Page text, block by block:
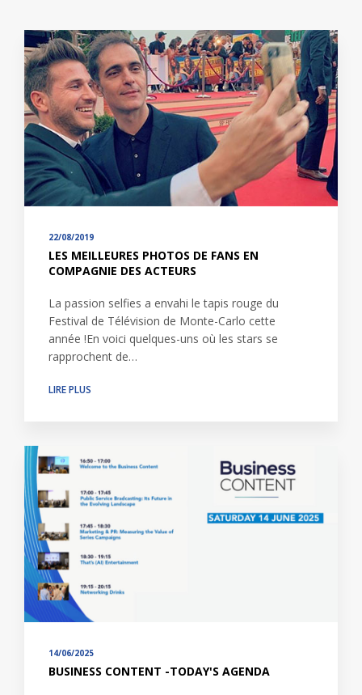
22/08/2019
LES MEILLEURES PHOTOS DE FANS EN
COMPAGNIE DES ACTEURS
La passion selfies a envahi le tapis rouge du
Festival de Télévision de Monte-Carlo cette
année !En voici quelques-uns où les stars se
rapprochent de…
LIRE PLUS
14/06/2025
BUSINESS CONTENT -TODAY'S AGENDA